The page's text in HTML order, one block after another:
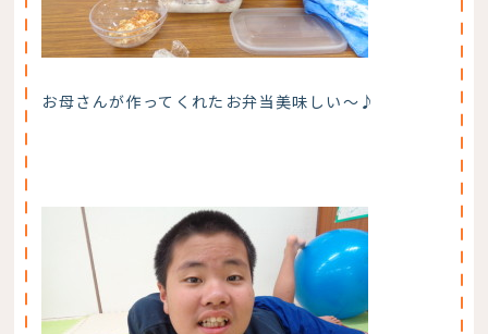
お母さんが作ってくれたお弁当美味しい～♪